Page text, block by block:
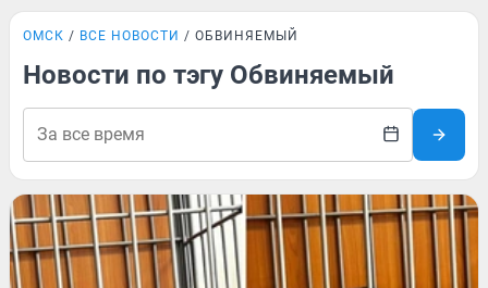
ОМСК ВСЕ НОВОСТИ ОБВИНЯЕМЫЙ
Новости по тэгу Обвиняемый